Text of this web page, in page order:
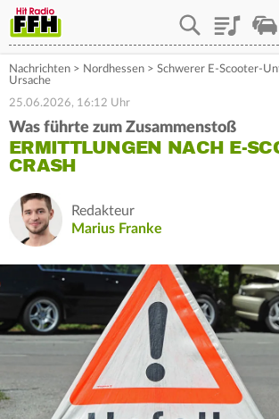
Playlist
Nachrichten > Nordhessen > Schwerer E-Scooter-
Ursache
25.06.2026, 16:12 Uhr
Was führte zum Zusammenstoß
ERMITTLUNGEN NACH E-
CRASH
Redakteur
Marius Franke